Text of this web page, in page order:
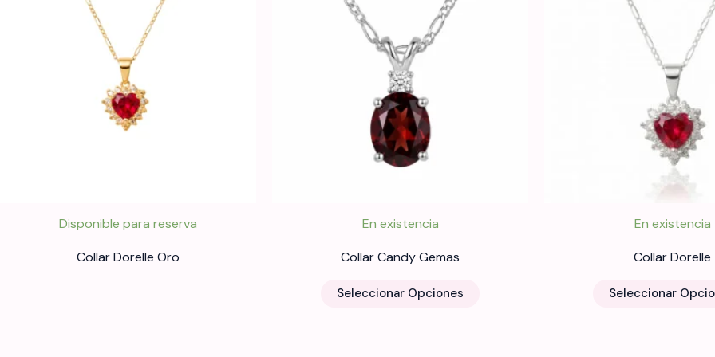
Disponible para reserva
Collar Dorelle Oro
En existencia
Collar Candy Gemas
Seleccionar Opciones
En existencia
Collar Dorelle
Seleccionar